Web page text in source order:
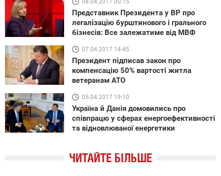
08.04.2017 00:15
Представник Президента у ВР про
легалізацію бурштинового і грального
бізнесів: Все залежатиме від МВФ
07.04.2017 14:45
Президент підписав закон про
компенсацію 50% вартості житла
ветеранам АТО
05.04.2017 19:10
Україна й Данія домовились про
співпрацю у сферах енергоефективності
та відновлюваної енергетики
ЧИТАЙТЕ БІЛЬШЕ